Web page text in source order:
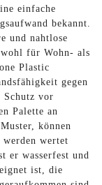
einfache
bekannt.
und nahtlose
für Wohn- als
Plastic
gegen
Schutz vor
Palette an
können
werden wertet
er wasserfest und
ist, die